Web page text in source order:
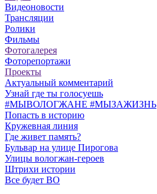
Видеоновости
Трансляции
Ролики
Фильмы
Фотогалерея
Фоторепортажи
Проекты
Актуальный комментарий
Узнай где ты голосуешь
#МЫВОЛОГЖАНЕ #МЫЗАЖИЗНЬ
Попасть в историю
Кружевная линия
Где живет память?
Бульвар на улице Пирогова
Улицы вологжан-героев
Штрихи истории
Все будет ВО